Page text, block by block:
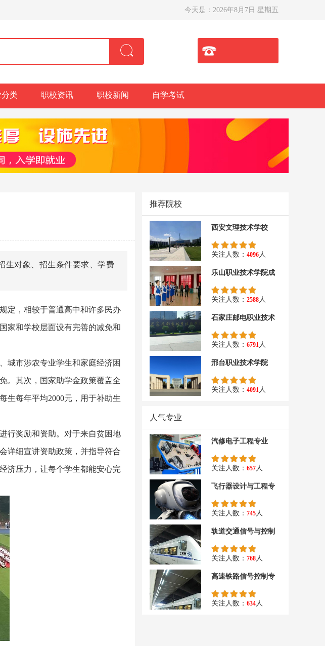
今天是： 2026年8月7日 星期五
类 职校资讯 职校新闻 自学考试
生对象、招生条件要求、学费
定，相较于普通高中和许多民办
家和学校层面设有完善的减免和
城市涉农专业学生和家庭经济困
。其次，国家助学金政策覆盖全
生每年平均2000元，用于补助生
行奖励和资助。对于来自贫困地
详细宣讲资助政策，并指导符合
济压力，让每个学生都能安心完
推荐院校
西安文理技术学校
关注人数： 4096人
乐山职业技术学院成
关注人数： 2588人
石家庄邮电职业技术
关注人数： 6791人
邢台职业技术学院
关注人数： 4091人
人气专业
汽修电子工程专业
关注人数： 657人
飞行器设计与工程专
关注人数： 745人
轨道交通信号与控制
关注人数： 768人
高速铁路信号控制专
关注人数： 634人